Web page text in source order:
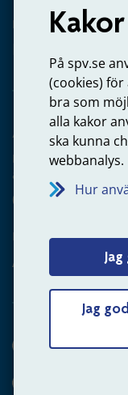
På spv.se
(cookies)
bra som
alla kakor
ska kunna
webbanalys.
Hur
Jag
Kontakta oss
Arbetsgivare
Frågor om
anställning
060-18 75 03
Kontakta oss
Arbetsgivare
Hitta svaret på
Andra sätt att